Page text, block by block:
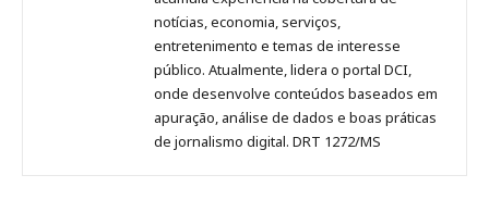
notícias, economia, serviços,
entretenimento e temas de interesse
público. Atualmente, lidera o portal DCI,
onde desenvolve conteúdos baseados em
apuração, análise de dados e boas práticas
de jornalismo digital. DRT 1272/MS